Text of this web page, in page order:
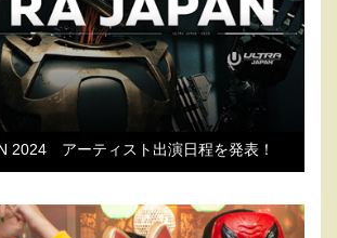
2024 アーティスト出演日程を発表！